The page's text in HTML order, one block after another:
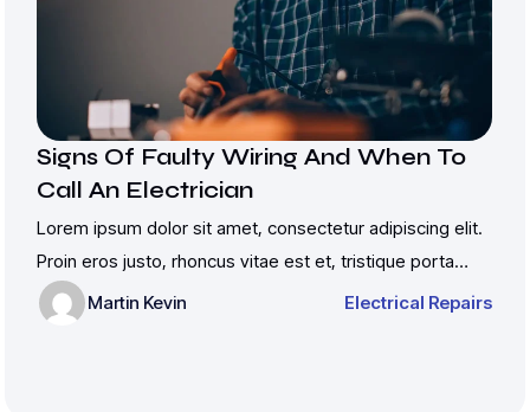
Signs Of Faulty Wiring And When To
Call An Electrician
Lorem ipsum dolor sit amet, consectetur adipiscing elit.
Proin eros justo, rhoncus vitae est et, tristique porta
justo. Vivamus sit amet tempor leo, eu venenatis libero.
Nunc pretium id ante ut rutrum. Sed lorem sapien,
Martin Kevin Electrical Repairs